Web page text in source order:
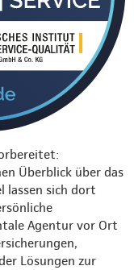
Überblick über das
lassen sich dort
Agentur vor Ort
Lösungen zur